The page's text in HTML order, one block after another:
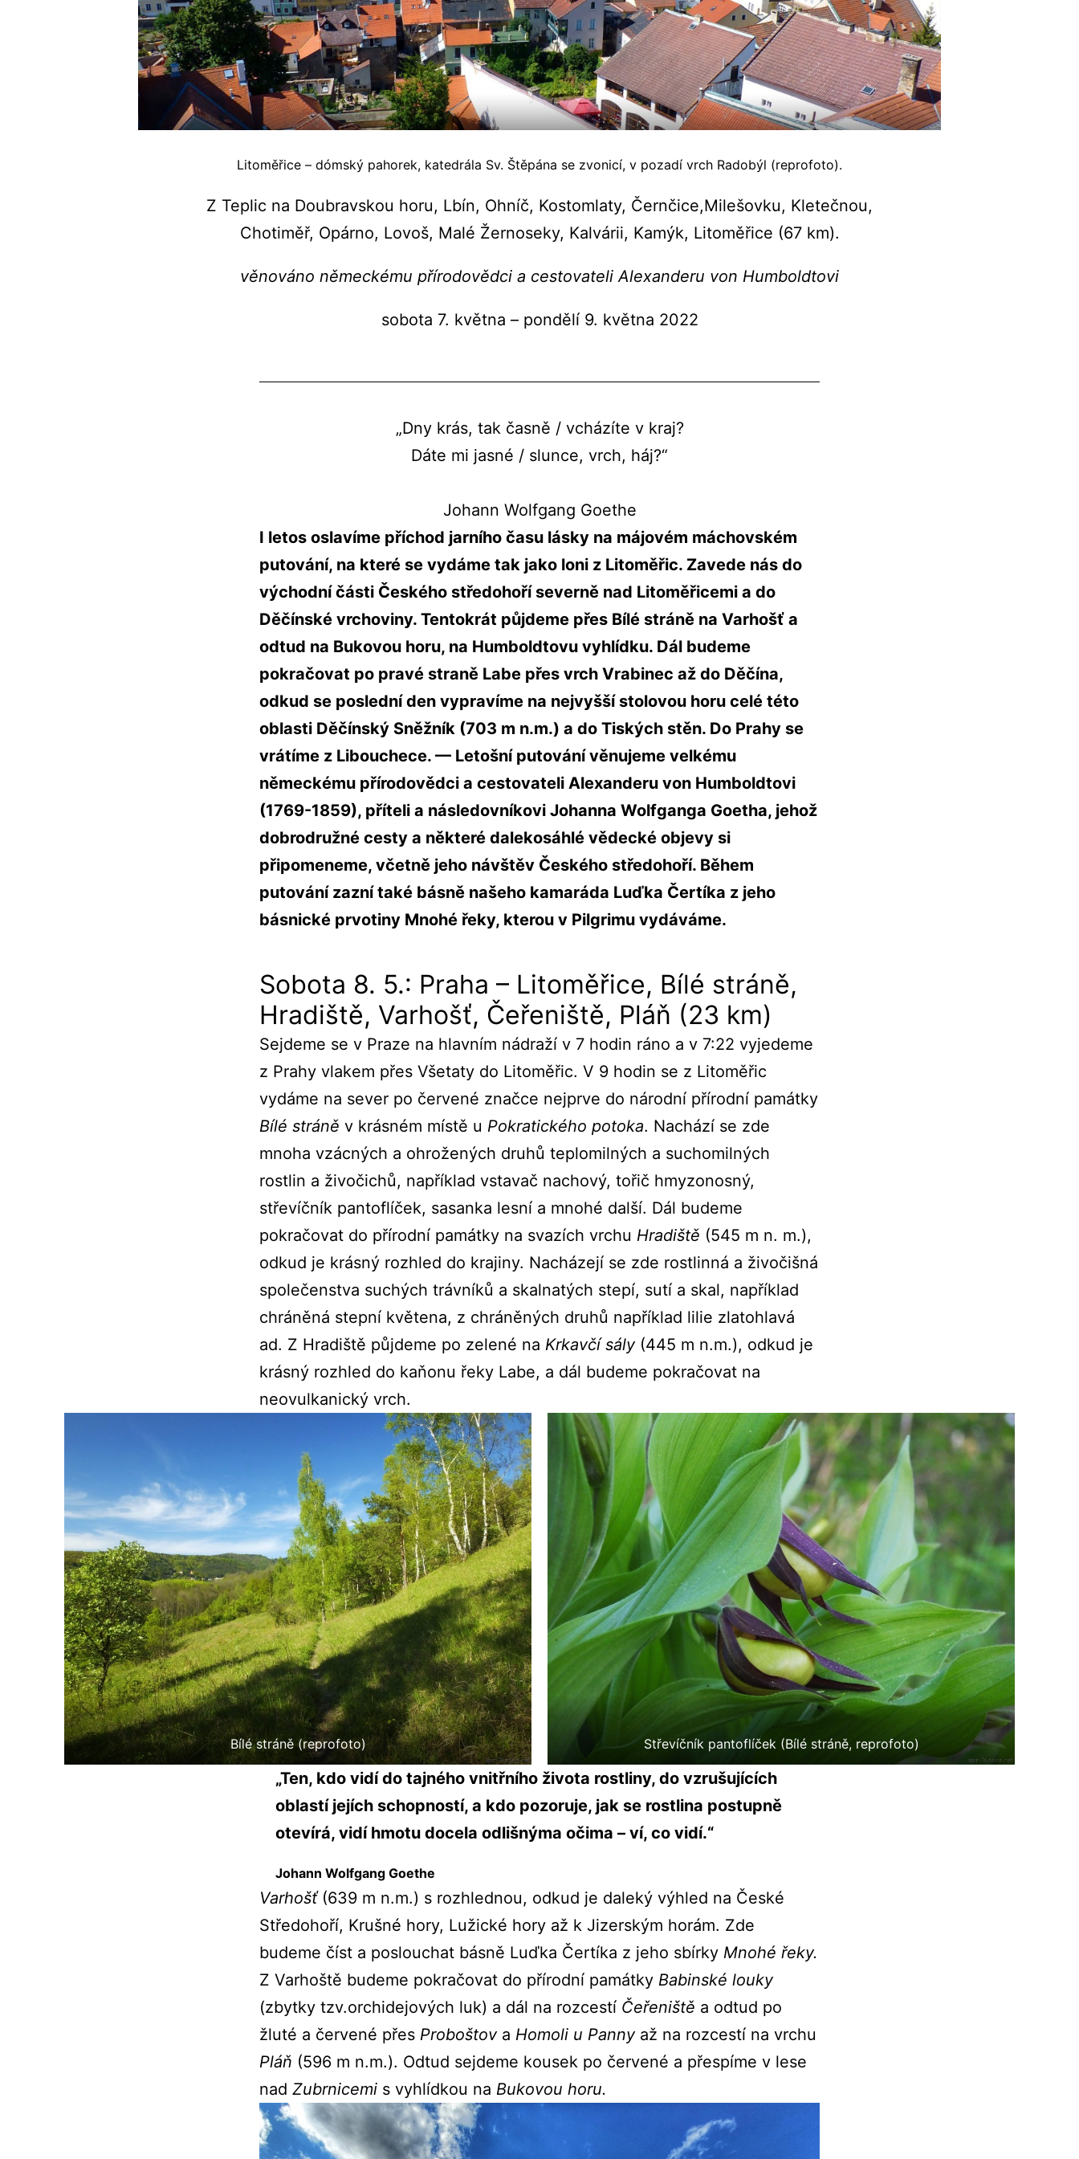
Litoměřice – dómský pahorek, katedrála Sv. Štěpána se zvonicí, v pozadí vrch Radobýl (reprofoto).
Z Teplic na Doubravskou horu, Lbín, Ohníč, Kostomlaty, Černčice,Milešovku, Kletečnou,
Chotiměř, Opárno, Lovoš, Malé Žernoseky, Kalvárii, Kamýk, Litoměřice (67 km).
věnováno německému přírodovědci a cestovateli Alexanderu von Humboldtovi
sobota 7. května – pondělí 9. května 2022
„Dny krás, tak časně / vcházíte v kraj?
Dáte mi jasné / slunce, vrch, háj?“
Johann Wolfgang Goethe
I letos oslavíme příchod jarního času lásky na májovém máchovském
putování, na které se vydáme tak jako loni z Litoměřic. Zavede nás do
východní části Českého středohoří severně nad Litoměřicemi a do
Děčínské vrchoviny. Tentokrát půjdeme přes Bílé stráně na Varhošť a
odtud na Bukovou horu, na Humboldtovu vyhlídku. Dál budeme
pokračovat po pravé straně Labe přes vrch Vrabinec až do Děčína,
odkud se poslední den vypravíme na nejvyšší stolovou horu celé této
oblasti Děčínský Sněžník (703 m n.m.) a do Tiských stěn. Do Prahy se
vrátíme z Libouchece. — Letošní putování věnujeme velkému
německému přírodovědci a cestovateli Alexanderu von Humboldtovi
(1769-1859), příteli a následovníkovi Johanna Wolfganga Goetha, jehož
dobrodružné cesty a některé dalekosáhlé vědecké objevy si
připomeneme, včetně jeho návštěv Českého středohoří. Během
putování zazní také básně našeho kamaráda Luďka Čertíka z jeho
básnické prvotiny Mnohé řeky, kterou v Pilgrimu vydáváme.
Sobota 8. 5.: Praha – Litoměřice, Bílé stráně,
Hradiště, Varhošť, Čeřeniště, Pláň (23 km)
Sejdeme se v Praze na hlavním nádraží v 7 hodin ráno a v 7:22 vyjedeme
z Prahy vlakem přes Všetaty do Litoměřic. V 9 hodin se z Litoměřic
vydáme na sever po červené značce nejprve do národní přírodní památky
Bílé stráně v krásném místě u Pokratického potoka. Nachází se zde
mnoha vzácných a ohrožených druhů teplomilných a suchomilných
rostlin a živočichů, například vstavač nachový, tořič hmyzonosný,
střevíčník pantoflíček, sasanka lesní a mnohé další. Dál budeme
pokračovat do přírodní památky na svazích vrchu Hradiště (545 m n. m.),
odkud je krásný rozhled do krajiny. Nacházejí se zde rostlinná a živočišná
společenstva suchých trávníků a skalnatých stepí, sutí a skal, například
chráněná stepní květena, z chráněných druhů například lilie zlatohlavá
ad. Z Hradiště půjdeme po zelené na Krkavčí sály(445 m n.m.), odkud je
krásný rozhled do kaňonu řeky Labe, a dál budeme pokračovat na
neovulkanický vrch.
Bílé stráně (reprofoto) Střevíčník pantoflíček (Bílé stráně, reprofoto)
„Ten, kdo vidí do tajného vnitřního života rostliny, do vzrušujících
oblastí jejích schopností, a kdo pozoruje, jak se rostlina postupně
otevírá, vidí hmotu docela odlišnýma očima – ví, co vidí.“
Johann Wolfgang Goethe
Varhošť (639 m n.m.) s rozhlednou, odkud je daleký výhled na České
Středohoří, Krušné hory, Lužické hory až k Jizerským horám. Zde
budeme číst a poslouchat básně Luďka Čertíka z jeho sbírky Mnohé řeky.
Z Varhoště budeme pokračovat do přírodní památky Babinské louky
(zbytky tzv.orchidejových luk) a dál na rozcestí Čeřeniště a odtud po
žluté a červené přes Proboštova Homoli u Pannyaž na rozcestí na vrchu
Pláň (596 m n.m.). Odtud sejdeme kousek po červené a přespíme v lese
nad Zubrnicemi s vyhlídkou na Bukovou horu.